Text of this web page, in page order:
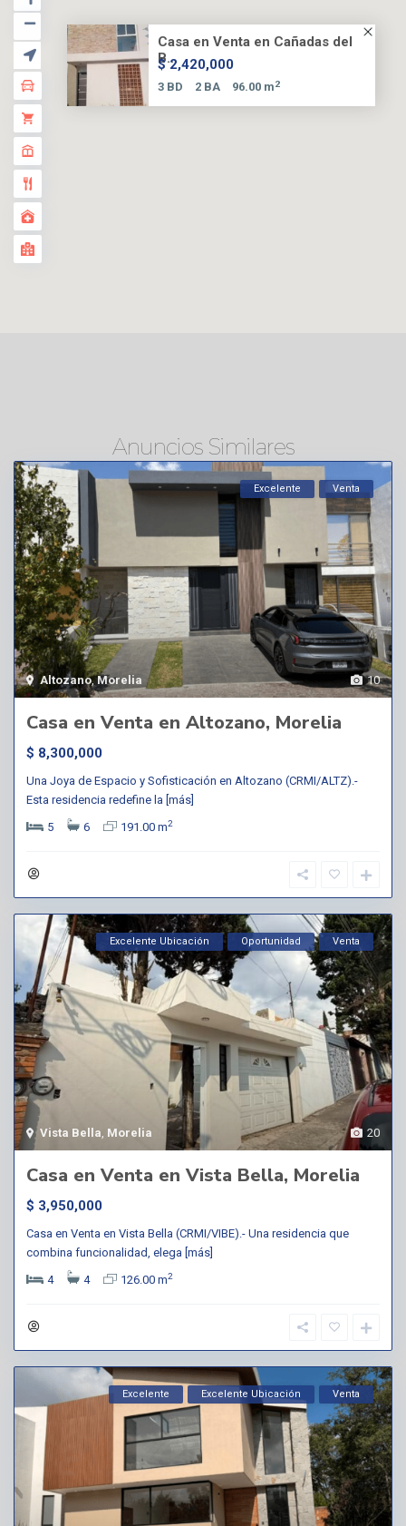
Casa en Venta en Cañadas del
B...
$ 2,420,000
3 BD 2 BA 96.00 m2
Anuncios Similares
10
Altozano,Morelia
Excelente Venta
Casa en Venta en Altozano, Morelia
$ 8,300,000
Una Joya de Espacio y Sofisticación en Altozano (CRMI/ALTZ).-
Esta residencia redefine la [más]
5
6 191.00 m2
20
Vista Bella, Morelia
Excelente Ubicación Oportunidad Venta
Casa en Venta en Vista Bella, Morelia
$ 3,950,000
Casa en Venta en Vista Bella (CRMI/VIBE).- Una residencia que
combina funcionalidad, elega [más]
4
4 126.00 m2
Excelente Excelente Ubicación Venta